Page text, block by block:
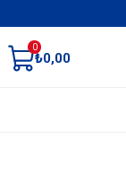
0
₺0,00